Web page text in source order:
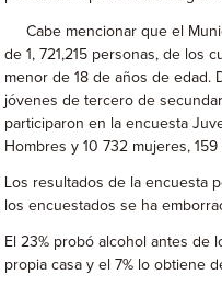
Cabe mencionar que el
de 1, 721,215 personas, de
menor de 18 de años de edad.
jóvenes de tercero de
participaron en la encuesta
Hombres y 10 732 mujeres,
Los resultados de la encuesta
los encuestados se ha
El 23% probó alcohol antes de
propia casa y el 7% lo obtiene